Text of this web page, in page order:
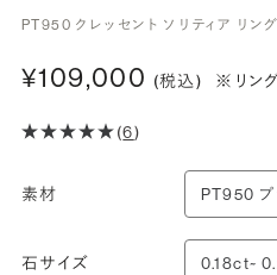
PT950 クレッセント ソリティア リン
¥109,000 (税込) ※リン
(6)
素材
石サイズ